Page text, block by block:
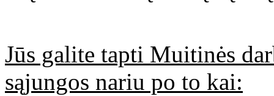
Jūs galite tapti Muitinės
sąjungos nariu po to kai: